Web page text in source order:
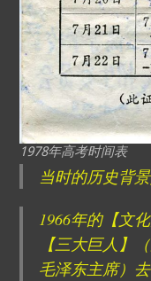
1978年高考时间表
当时的历史背景
1966年的【文
【三大巨人】
毛泽东主席）